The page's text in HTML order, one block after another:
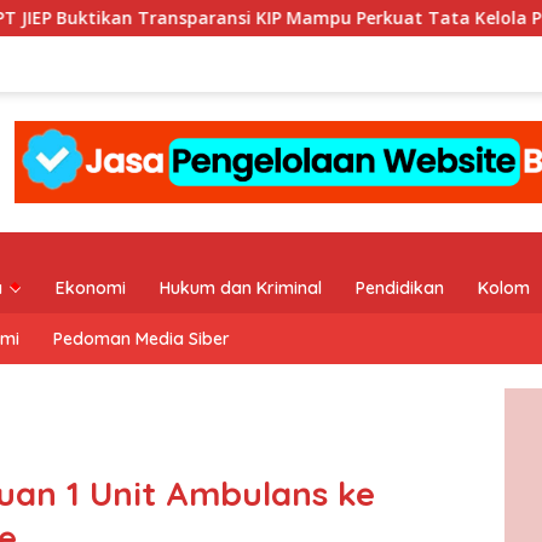
KIP Mampu Perkuat Tata Kelola Perusahaan Yudo
Ekonomi Hukum dan Kriminal Pendidikan Kolom
Pedoman Media Siber
1 Unit Ambulans ke